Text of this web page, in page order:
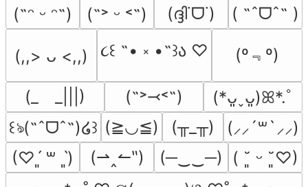
(˶ᵔ ᵕ ᵔ˶)
(˶˃ ᵕ ˂˶) (ദ്ദി˙ᗜ˙) ( ˶ˆᗜˆ˵ )
(,,> ᴗ <,,) ૮꒰ ˶• ༝ •˶꒱ა ♡ (º﹃º)
(_　_|||) (˶˃⤙˂˶)
(*ᴗ͈ˬᴗ͈)ꕤ*.ﾟ
꒰ঌ(˶ˆᗜˆ˵)໒꒱ (≧◡≦) (╥_╥)
(⸝⸝´꒳`⸝⸝)
(♡ˊ͈ ꒳ ˋ͈)
(⇀‸↼‶) (─‿‿─)
( ˘͈ ᵕ ˘͈♡)